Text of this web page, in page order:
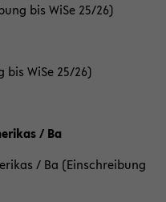
bis WiSe 25/26)
WiSe 25/26)
/ Ba
/ Ba (Einschreibung